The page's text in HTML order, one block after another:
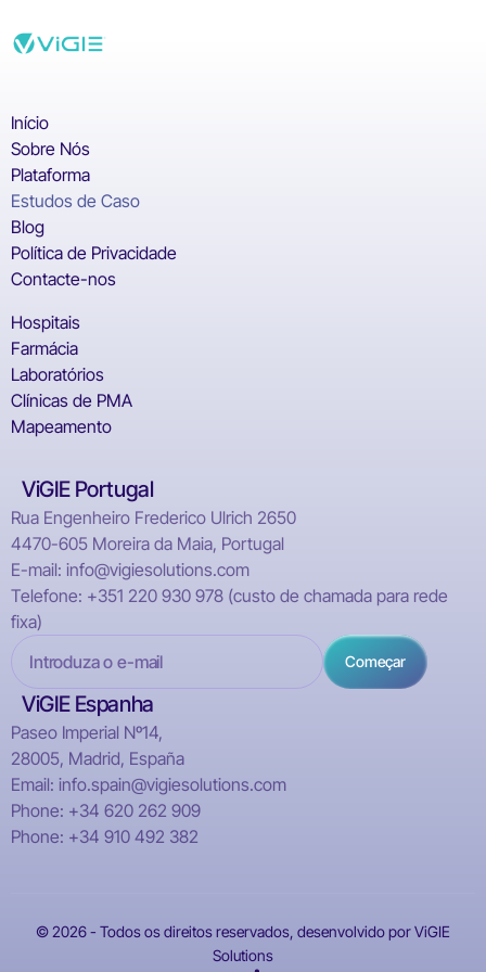
Início
Sobre Nós
Plataforma
Estudos de Caso
Blog
Política de Privacidade
Contacte-nos
Hospitais
Farmácia
Laboratórios
Clínicas de PMA
Mapeamento
ViGIE Portugal
Rua Engenheiro Frederico Ulrich 2650
4470-605 Moreira da Maia, Portugal
E-mail: info@vigiesolutions.com
Telefone: +351 220 930 978 (custo de chamada para rede
fixa)
ViGIE Espanha
Paseo Imperial Nº14,
28005, Madrid, España
Email: info.spain@vigiesolutions.com
Phone: +34 620 262 909
Phone: +34 910 492 382
© 2026 - Todos os direitos reservados, desenvolvido por ViGIE
Solutions